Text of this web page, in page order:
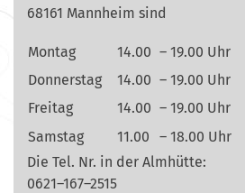
68161 Mannheim sind
Montag 14.00 – 19.00 Uhr
Donnerstag
14.00 – 19.00 Uhr
Freitag
14.00 – 19.00 Uhr
Samstag
11.00
– 18.00 Uhr
Die Tel. Nr. in der Almhütte:
0621–167–2515